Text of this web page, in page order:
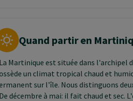
Quand partir en
Martinique est située dans l'archipel
un climat tropical chaud et
sur l'île. Nous distinguons
décembre à mai: il fait chaud et sec.